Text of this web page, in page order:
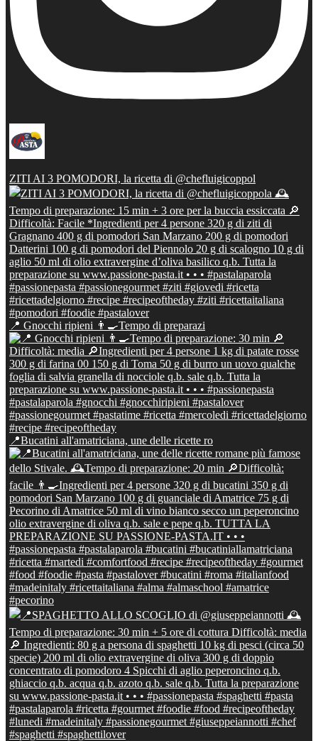
ZITI AI 3 POMODORI, la ricetta di @chefluigicoppol
📍 Gnocchi ripieni 👨‍🍳Tempo di preparazi
📍Bucatini all'amatriciana, une delle ricette ro